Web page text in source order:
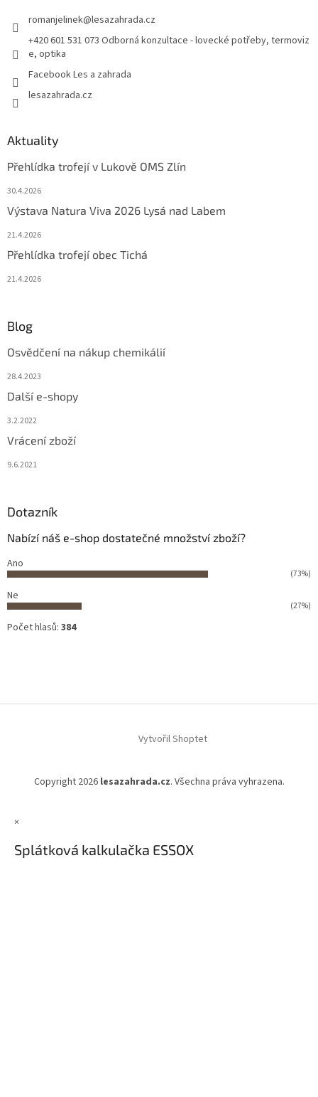
romanjelinek@lesazahrada.cz
+420 601 531 073 Odborná konzultace - lovecké potřeby, termoviz
e, optika
Facebook Les a zahrada
lesazahrada.cz
Aktuality
Přehlídka trofejí v Lukově OMS Zlín
30.4.2026
Výstava Natura Viva 2026 Lysá nad Labem
21.4.2026
Přehlídka trofejí obec Tichá
21.4.2026
Blog
Osvědčení na nákup chemikálií
28.4.2023
Další e-shopy
3.2.2022
Vrácení zboží
9.6.2021
Dotazník
Nabízí náš e-shop dostatečné množství zboží?
Ano
(73%)
Ne
(27%)
Počet hlasů: 384
Vytvořil Shoptet
Copyright 2026 lesazahrada.cz. Všechna práva vyhrazena.
×
Splátková kalkulačka ESSOX